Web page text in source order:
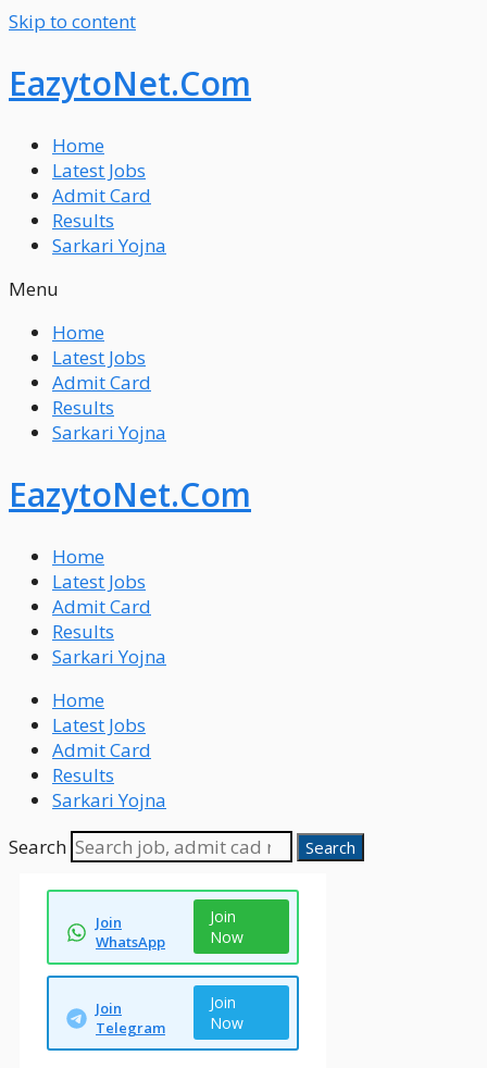
Skip to content
EazytoNet.Com
Home
Latest Jobs
Admit Card
Results
Sarkari Yojna
Menu
Home
Latest Jobs
Admit Card
Results
Sarkari Yojna
EazytoNet.Com
Home
Latest Jobs
Admit Card
Results
Sarkari Yojna
Home
Latest Jobs
Admit Card
Results
Sarkari Yojna
Search
Search
Join
WhatsApp
Join
Now
Join
Telegram
Join
Now